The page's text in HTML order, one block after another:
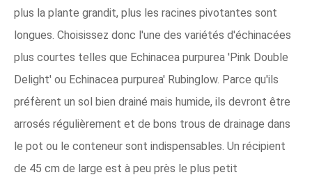
plus la plante grandit, plus les racines pivotantes sont
longues. Choisissez donc l'une des variétés d'échinacées
plus courtes telles que Echinacea purpurea 'Pink Double
Delight' ou Echinacea purpurea' Rubinglow. Parce qu'ils
préfèrent un sol bien drainé mais humide, ils devront être
arrosés régulièrement et de bons trous de drainage dans
le pot ou le conteneur sont indispensables. Un récipient
de 45 cm de large est à peu près le plus petit